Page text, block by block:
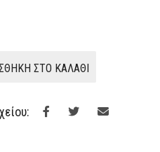
ΣΤΟ ΚΑΛΆΘΙ